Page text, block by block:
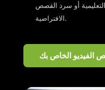
أو سرد القصص
الافتراضية.
الفيديو الخاص بك